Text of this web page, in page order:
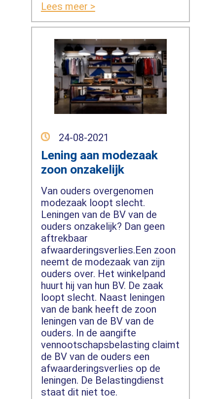
Lees meer >
24-08-2021
Lening aan modezaak
zoon onzakelijk
Van ouders overgenomen
modezaak loopt slecht.
Leningen van de BV van de
ouders onzakelijk? Dan geen
aftrekbaar
afwaarderingsverlies.Een zoon
neemt de modezaak van zijn
ouders over. Het winkelpand
huurt hij van hun BV. De zaak
loopt slecht. Naast leningen
van de bank heeft de zoon
leningen van de BV van de
ouders. In de aangifte
vennootschapsbelasting claimt
de BV van de ouders een
afwaarderingsverlies op de
leningen. De Belastingdienst
staat dit niet toe.